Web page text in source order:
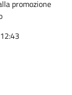
promozione